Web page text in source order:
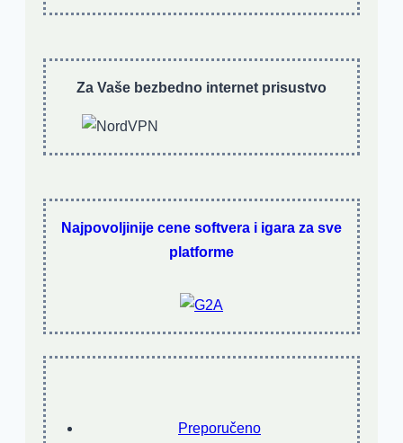
Za Vaše bezbedno internet prisustvo
Najpovoljinije cene softvera i igara za sve
platforme
Preporučeno